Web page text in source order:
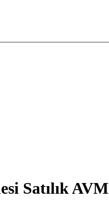
Satılık AVM